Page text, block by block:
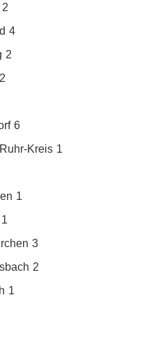
2
4
2
2
6
Kreis 1
1
1
3
2
1